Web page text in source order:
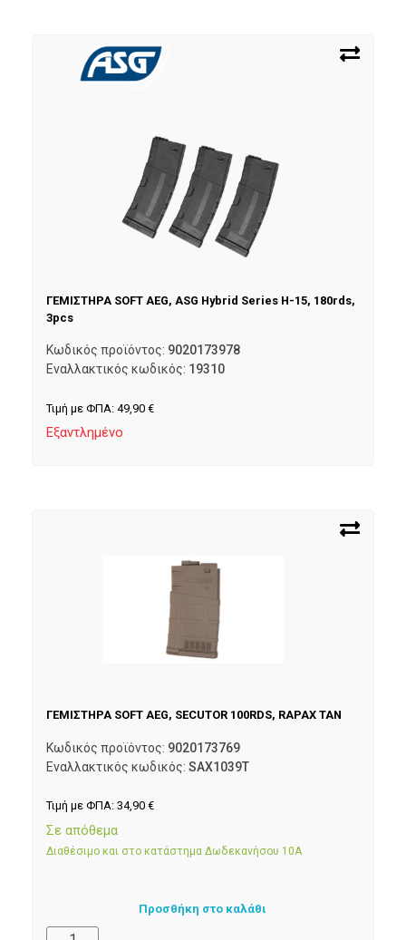
ΓΕΜΙΣΤΗΡΑ SOFT AEG, ASG Hybrid Series H-15, 180rds,
3pcs
Κωδικός προϊόντος: 9020173978
Εναλλακτικός κωδικός: 19310
Τιμή με ΦΠΑ: 49,90 €
Εξαντλημένο
ΓΕΜΙΣΤΗΡΑ SOFT AEG, SECUTOR 100RDS, RAPAX TAN
Κωδικός προϊόντος: 9020173769
Εναλλακτικός κωδικός: SAX1039T
Τιμή με ΦΠΑ: 34,90 €
Σε απόθεμα
Διαθέσιμο και στο κατάστημα Δωδεκανήσου 10Α
Προσθήκη στο καλάθι